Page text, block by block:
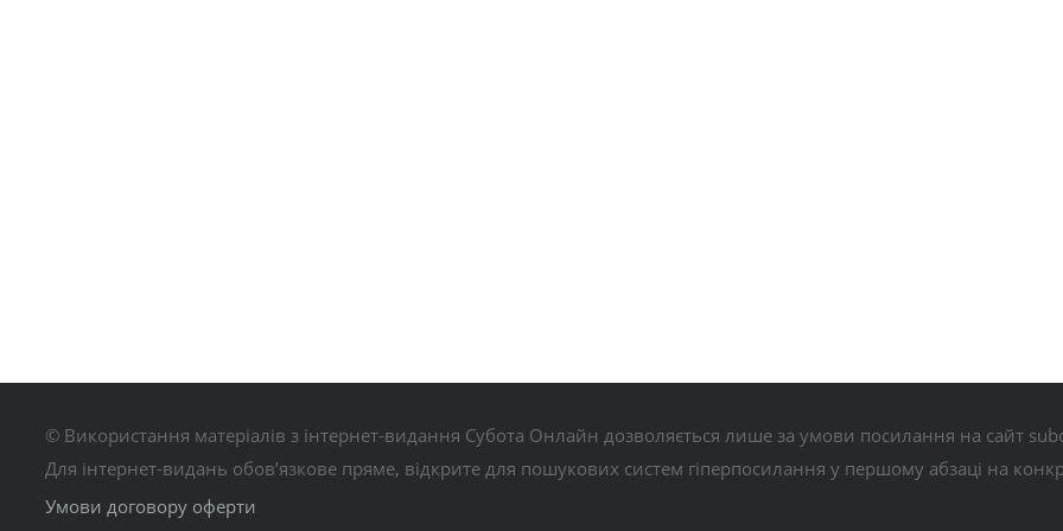
© Використання матеріалів з інтернет-видання Субота Онлайн дозволяється лише за умови посилання на сайт
Для інтернет-видань обов’язкове пряме, відкрите для пошукових систем гіперпосилання у першому абзаці на
Умови договору оферти